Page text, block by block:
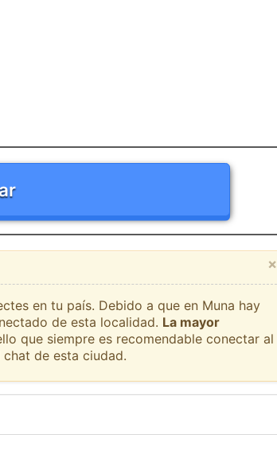
×
en tu país. Debido a que en Muna hay
de esta localidad. La mayor
que siempre es recomendable conectar al
de esta ciudad.